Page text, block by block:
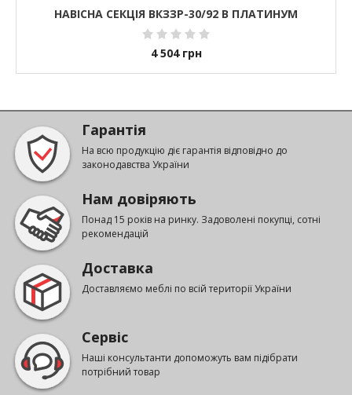
НАВІСНА СЕКЦІЯ ВКЗЗР-30/92 В ПЛАТИНУМ
4 504 грн
Гарантія
На всю продукцію діє гарантія відповідно до
законодавства України
Нам довіряють
Понад 15 років на ринку. Задоволені покупці, сотні
рекомендацій
Доставка
Доставляємо меблі по всій території України
Сервіс
Наші консультанти допоможуть вам підібрати
потрібний товар